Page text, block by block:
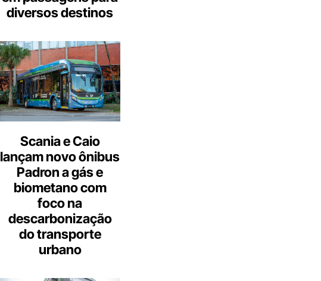
diversos destinos
Scania e Caio
lançam novo ônibus
Padron a gás e
biometano com
foco na
descarbonização
do transporte
urbano